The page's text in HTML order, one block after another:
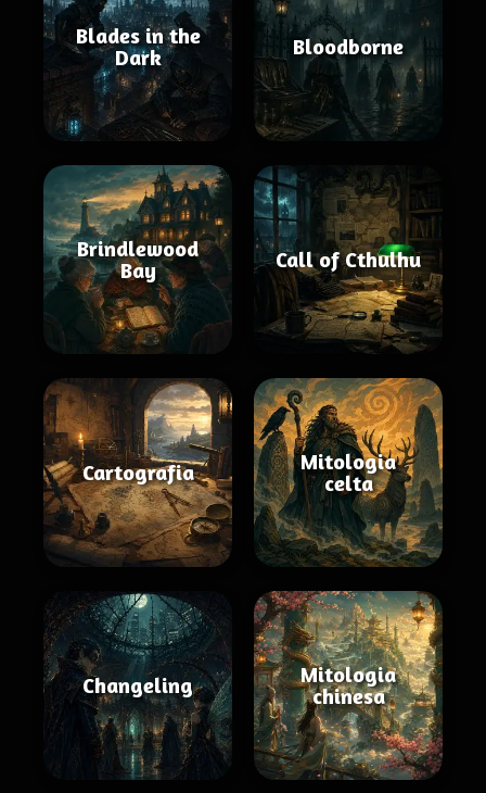
Blades in the
Dark
Bloodborne
Brindlewood
Bay
Call of Cthulhu
Cartografia
Mitologia
celta
Changeling
Mitologia
chinesa